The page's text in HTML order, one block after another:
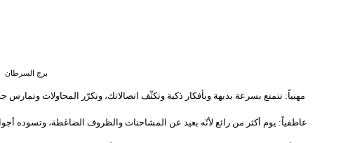
برج السرطان
مهنياً: تتمتع بسرعة بديهة وبأفكار ذكية وتكثّف اتصالاتك، وتكرّر المحاولات
عاطفياً: يوم أكثر من رائع لأنّه بعيد عن المشاحنات والظروف الضاغطة، وتسوده